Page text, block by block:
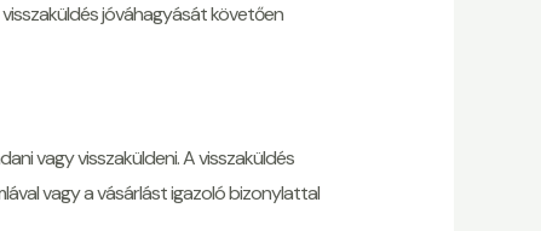
jóváhagyását követően
vagy visszaküldeni. A visszaküldés
vagy a vásárlást igazoló bizonylattal